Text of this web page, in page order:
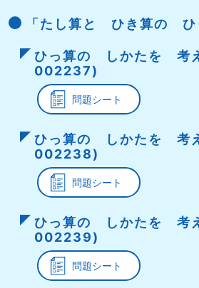
「たし算と ひき算の ひ
ひっ算の しかたを 考
002237)
問題シート
ひっ算の しかたを 考
002238)
問題シート
ひっ算の しかたを 考
002239)
問題シート